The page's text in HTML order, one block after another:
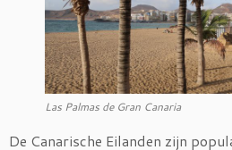
Las Palmas de Gran Canaria
De Canarische Eilanden zijn